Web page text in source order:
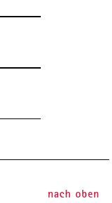
nach oben